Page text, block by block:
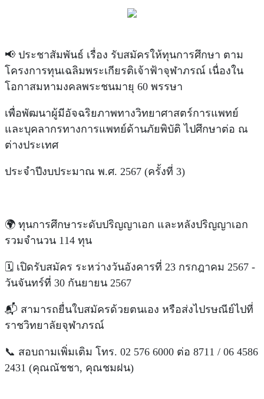
📢 ประชาสัมพันธ์ เรื่อง รับสมัครให้ทุนการศึกษา ตาม
โครงการทุนเฉลิมพระเกียรติเจ้าฟ้าจุฬาภรณ์ เนื่องใน
โอกาสมหามงคลพระชนมายุ 60 พรรษา
เพื่อพัฒนาผู้มีอัจฉริยภาพทางวิทยาศาสตร์การแพทย์
และบุคลากรทางการแพทย์ด้านภัยพิบัติ ไปศึกษาต่อ ณ
ต่างประเทศ
ประจำปีงบประมาณ พ.ศ. 2567 (ครั้งที่ 3)
🌍 ทุนการศึกษาระดับปริญญาเอก และหลังปริญญาเอก
รวมจำนวน 114 ทุน
🗓 เปิดรับสมัคร ระหว่างวันอังคารที่ 23 กรกฎาคม 2567 -
วันจันทร์ที่ 30 กันยายน 2567
📬 สามารถยื่นใบสมัครด้วยตนเอง หรือส่งไปรษณีย์ไปที่
ราชวิทยาลัยจุฬาภรณ์
📞 สอบถามเพิ่มเติม โทร. 02 576 6000 ต่อ 8711 / 06 4586
2431 (คุณณัชชา, คุณชมฝน)